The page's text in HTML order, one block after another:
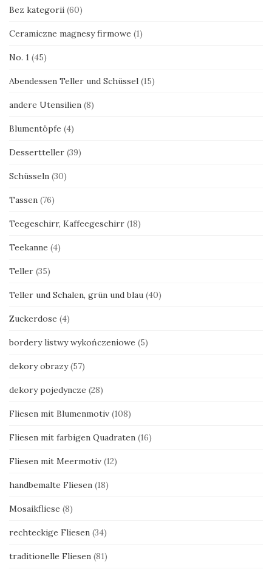
Bez kategorii (60)
Ceramiczne magnesy firmowe (1)
No. 1 (45)
Abendessen Teller und Schüssel (15)
andere Utensilien (8)
Blumentöpfe (4)
Dessertteller (39)
Schüsseln (30)
Tassen (76)
Teegeschirr, Kaffeegeschirr (18)
Teekanne (4)
Teller (35)
Teller und Schalen, grün und blau (40)
Zuckerdose (4)
bordery listwy wykończeniowe (5)
dekory obrazy (57)
dekory pojedyncze (28)
Fliesen mit Blumenmotiv (108)
Fliesen mit farbigen Quadraten (16)
Fliesen mit Meermotiv (12)
handbemalte Fliesen (18)
Mosaikfliese (8)
rechteckige Fliesen (34)
traditionelle Fliesen (81)